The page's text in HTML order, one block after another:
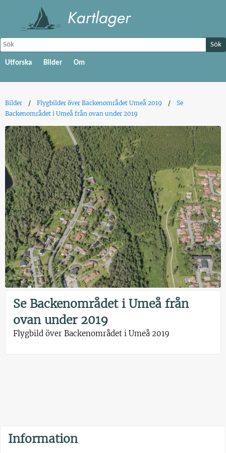
Sök
Utforska Bilder Om
Bilder Flygbilder över Backenområdet Umeå 2019
Se
Backenområdet i Umeå från ovan under 2019
Se Backenområdet i Umeå från
ovan under 2019
Flygbild över Backenområdet i Umeå 2019
Information